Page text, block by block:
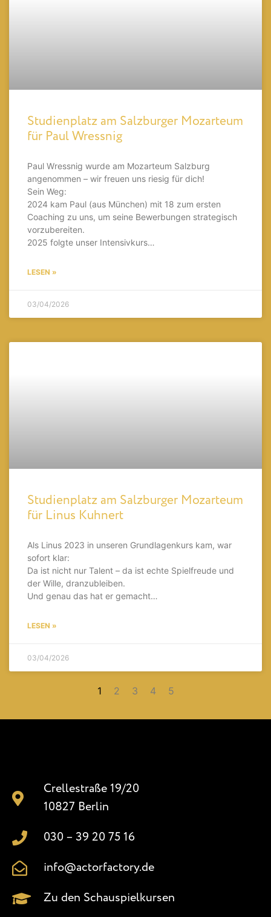
Studienplatz am Salzburger Mozarteum
für Paul Wressnig
Paul Wressnig wurde am Mozarteum Salzburg
angenommen – wir freuen uns riesig für dich!
Sein Weg:
2024 kam Paul (aus München) mit 18 zum ersten
Coaching zu uns, um seine Bewerbungen strategisch
vorzubereiten.
2025 folgte unser Intensivkurs…
LESEN »
03/04/2026
Studienplatz am Salzburger Mozarteum
für Linus Kuhnert
Als Linus 2023 in unseren Grundlagenkurs kam, war
sofort klar:
Da ist nicht nur Talent – da ist echte Spielfreude und
der Wille, dranzubleiben.
Und genau das hat er gemacht…
LESEN »
03/04/2026
1 2 3 4 5
Crellestraße 19/20
10827 Berlin
030 – 39 20 75 16
info@actorfactory.de
Zu den Schauspielkursen